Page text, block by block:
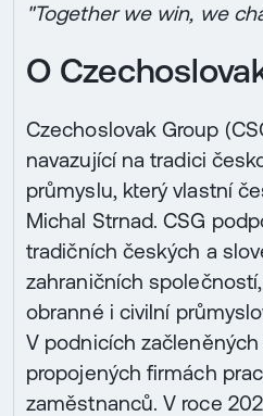
"Together we win, we
O
Czechoslovak Group
navazující na tradici
průmyslu, který vlastní
Michal Strnad. CSG
tradičních českých a
zahraničních
obranné i civilní
V podnicích
propojených firmách
zaměstnanců. V roce